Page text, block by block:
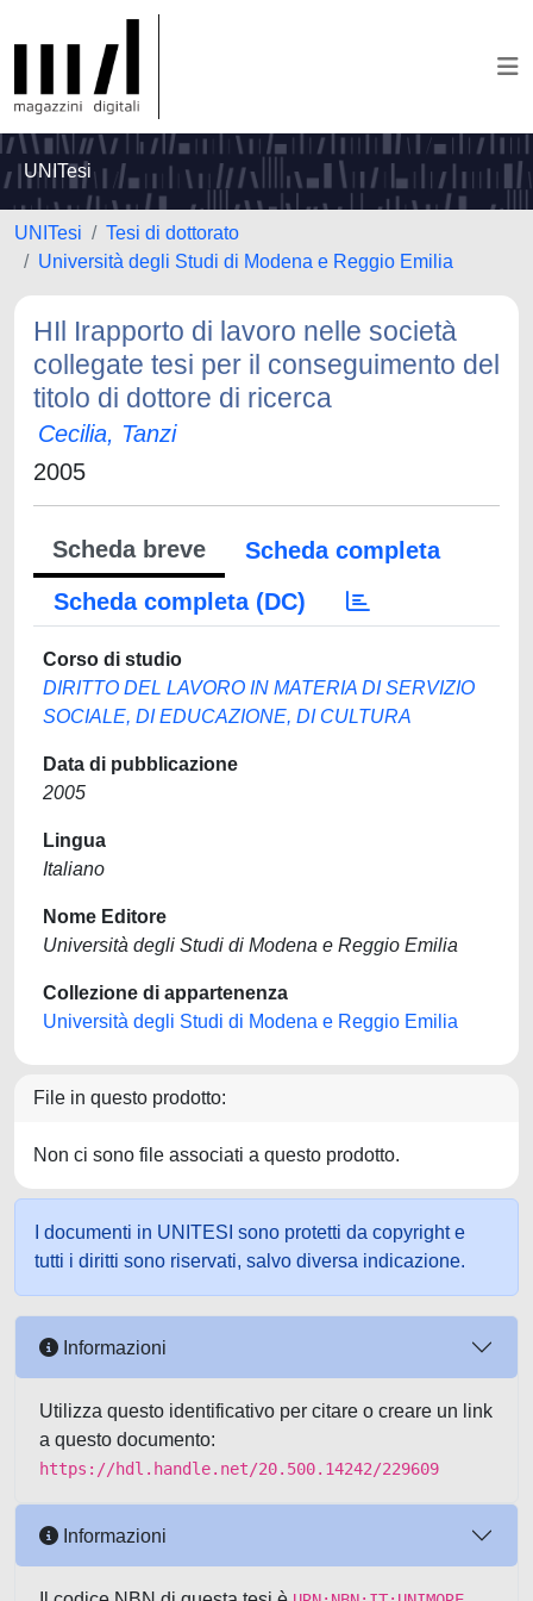
UNITesi
UNITesi
Tesi di dottorato
Università degli Studi di Modena e Reggio Emilia
HIl Irapporto di lavoro nelle società
collegate tesi per il conseguimento del
titolo di dottore di ricerca
Cecilia, Tanzi
2005
Scheda breve
Scheda completa
Scheda completa (DC)
Corso di studio
DIRITTO DEL LAVORO IN MATERIA DI SERVIZIO
SOCIALE, DI EDUCAZIONE, DI CULTURA
Data di pubblicazione
2005
Lingua
Italiano
Nome Editore
Università degli Studi di Modena e Reggio Emilia
Collezione di appartenenza
Università degli Studi di Modena e Reggio Emilia
File in questo prodotto:
Non ci sono file associati a questo prodotto.
I documenti in UNITESI sono protetti da copyright e
tutti i diritti sono riservati, salvo diversa indicazione.
Informazioni
Utilizza questo identificativo per citare o creare un link
a questo documento:
https://hdl.handle.net/20.500.14242/229609
Informazioni